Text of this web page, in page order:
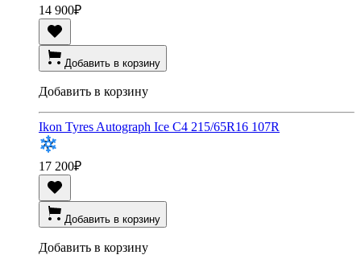
14 900₽
Добавить в корзину
Добавить в корзину
Ikon Tyres Autograph Ice C4 215/65R16 107R
17 200₽
Добавить в корзину
Добавить в корзину